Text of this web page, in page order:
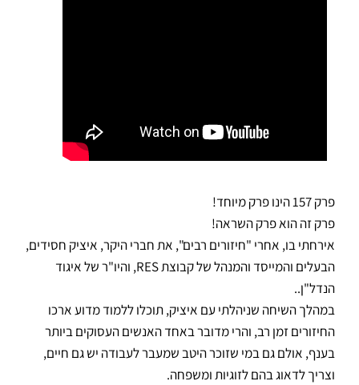
פרק 157 הינו פרק מיוחד!
פרק זה הוא פרק השראה!
אירחתי בו, אחרי "חיזורים רבים", את חברי היקר, איציק חסידים,
הבעלים והמייסד והמנהל של קבוצת RES, והיו"ר של איגוד
הנדל"ן..
במהלך השיחה שניהלתי עם איציק, תוכלו ללמוד מדוע ארכו
החיזורים זמן רב, והרי מדובר באחד האנשים העסוקים ביותר
בענף, אולם גם במי שזוכר היטב שמעבר לעבודה יש גם חיים,
וצריך לדאוג בהם לזוגיות ומשפחה.